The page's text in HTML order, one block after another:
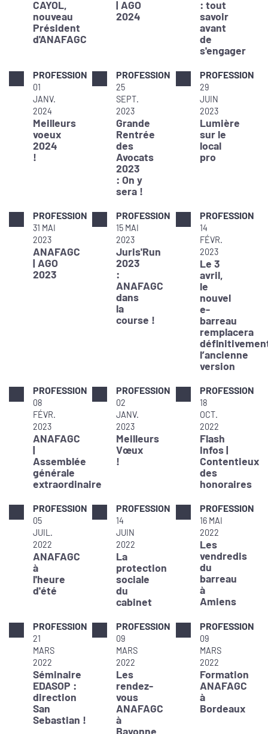
CAYOL,
nouveau
Président
d'ANAFAGC
| AGO
2024
: tout
savoir
avant
de
s'engager
PROFESSION
01
JANV.
2024
Meilleurs
voeux
2024
!
PROFESSION
25
SEPT.
2023
Grande
Rentrée
des
Avocats
2023
: On y
sera !
PROFESSION
29
JUIN
2023
Lumière
sur le
local
pro
PROFESSION
31 MAI
2023
ANAFAGC
| AGO
2023
PROFESSION
15 MAI
2023
Juris'Run
2023
:
ANAFAGC
dans
la
course !
PROFESSION
14
FÉVR.
2023
Le 3
avril,
le
nouvel
e-
barreau
remplacera
l’ancienne
version
PROFESSION
08
FÉVR.
2023
ANAFAGC
|
Assemblée
générale
extraordinaire
PROFESSION
02
JANV.
2023
Meilleurs
Vœux
!
PROFESSION
18
OCT.
2022
Flash
Infos |
Contentieux
des
honoraires
PROFESSION
05
JUIL.
2022
ANAFAGC
à
l'heure
d'été
PROFESSION
14
JUIN
2022
La
protection
sociale
du
cabinet
PROFESSION
16 MAI
2022
Les
vendredis
du
barreau
à
Amiens
PROFESSION
21
MARS
2022
Séminaire
EDASOP :
direction
San
Sebastian !
PROFESSION
09
MARS
2022
Les
rendez-
vous
ANAFAGC
à
Bayonne
PROFESSION
09
MARS
2022
Formation
ANAFAGC
à
Bordeaux